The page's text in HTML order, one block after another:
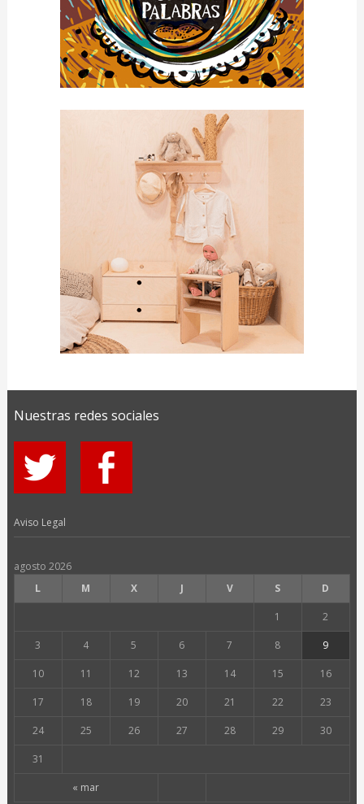
Nuestras redes sociales
Aviso Legal
agosto 2026
L
M X J V S D
« mar
1 2
3 4 5 6 7 8 9
10 11 12 13 14 15 16
17 18 19 20 21 22 23
24 25 26 27 28 29 30
31